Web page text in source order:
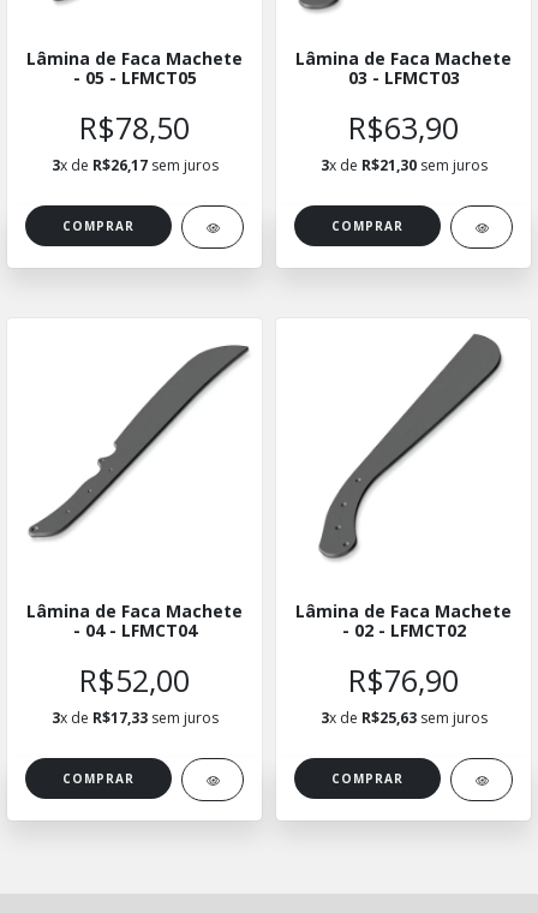
Lâmina de Faca Machete
- 05 - LFMCT05
R$78,50
3x de R$26,17sem juros
COMPRAR
Lâmina de Faca Machete
03 - LFMCT03
R$63,90
3x de R$21,30sem juros
COMPRAR
Lâmina de Faca Machete
- 04 - LFMCT04
R$52,00
3x de R$17,33sem juros
COMPRAR
Lâmina de Faca Machete
- 02 - LFMCT02
R$76,90
3x de R$25,63sem juros
COMPRAR